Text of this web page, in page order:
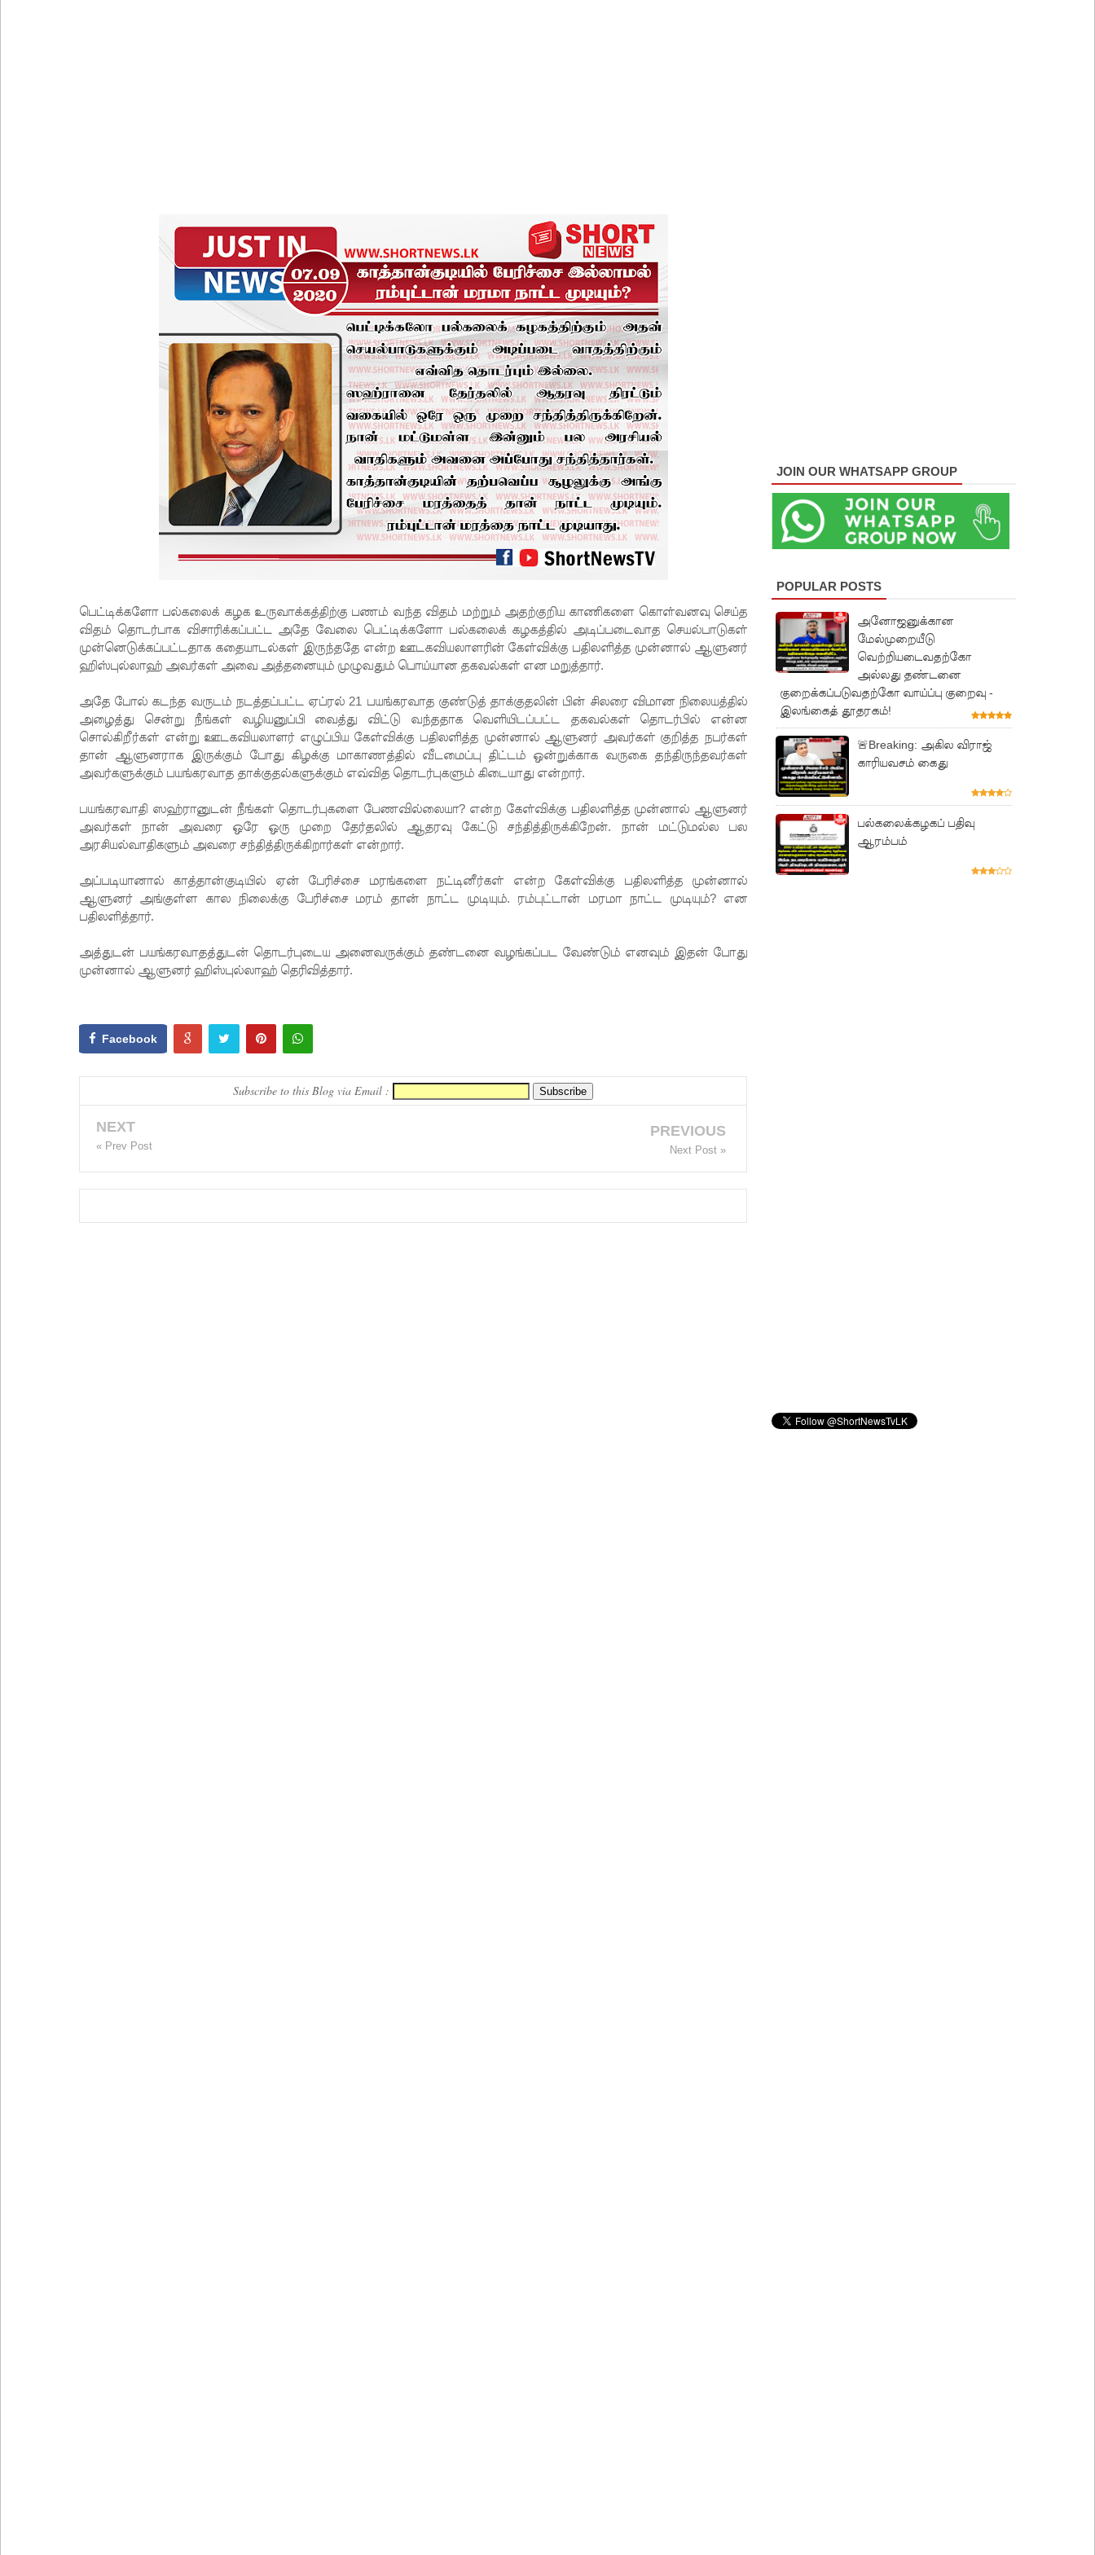
பெட்டிக்களோ பல்கலைக் கழக உருவாக்கத்திற்கு பணம் வந்த விதம் மற்றும் அதற்குறிய காணிகளை கொள்வனவு செய்த
விதம் தொடர்பாக விசாரிக்கப்பட்ட அதே வேலை பெட்டிக்களோ பல்கலைக் கழகத்தில் அடிப்படைவாத செயல்பாடுகள்
முன்னெடுக்கப்பட்டதாக கதையாடல்கள் இருந்ததே என்ற ஊடகவியலாளரின் கேள்விக்கு பதிலளித்த முன்னால் ஆளுனர்
ஹிஸ்புல்லாஹ் அவர்கள் அவை அத்தனையும் முழுவதும் பொய்யான தகவல்கள் என மறுத்தார்.
அதே போல் கடந்த வருடம் நடத்தப்பட்ட ஏப்ரல் 21 பயங்கரவாத குண்டுத் தாக்குதலின் பின் சிலரை விமான நிலையத்தில்
அழைத்து சென்று நீங்கள் வழியனுப்பி வைத்து விட்டு வந்ததாக வெளியிடப்பட்ட தகவல்கள் தொடர்பில் என்ன
சொல்கிறீர்கள் என்று ஊடகவியலாளர் எழுப்பிய கேள்விக்கு பதிலளித்த முன்னால் ஆளுனர் அவர்கள் குறித்த நபர்கள்
தான் ஆளுனராக இருக்கும் போது கிழக்கு மாகாணத்தில் வீடமைப்பு திட்டம் ஒன்றுக்காக வருகை தந்திருந்தவர்கள்
அவர்களுக்கும் பயங்கரவாத தாக்குதல்களுக்கும் எவ்வித தொடர்புகளும் கிடையாது என்றார்.
பயங்கரவாதி ஸஹ்ரானுடன் நீங்கள் தொடர்புகளை பேணவில்லையா? என்ற கேள்விக்கு பதிலளித்த முன்னால் ஆளுனர்
அவர்கள் நான் அவரை ஒரே ஒரு முறை தேர்தலில் ஆதரவு கேட்டு சந்தித்திருக்கிறேன். நான் மட்டுமல்ல பல
அரசியல்வாதிகளும் அவரை சந்தித்திருக்கிறார்கள் என்றார்.
அப்படியானால் காத்தான்குடியில் ஏன் பேரிச்சை மரங்களை நட்டினீர்கள் என்ற கேள்விக்கு பதிலளித்த முன்னால்
ஆளுனர் அங்குள்ள கால நிலைக்கு பேரிச்சை மரம் தான் நாட்ட முடியும். ரம்புட்டான் மரமா நாட்ட முடியும்? என
பதிலளித்தார்.
அத்துடன் பயங்கரவாதத்துடன் தொடர்புடைய அனைவருக்கும் தண்டனை வழங்கப்பட வேண்டும் எனவும் இதன் போது
முன்னால் ஆளுனர் ஹிஸ்புல்லாஹ் தெரிவித்தார்.
Facebook
Subscribe to this Blog via Email :
NEXT
« Prev Post
PREVIOUS
Next Post »
JOIN OUR WHATSAPP GROUP
POPULAR POSTS
அனோஜனுக்கான
மேல்முறையீடு
வெற்றியடைவதற்கோ
அல்லது தண்டனை
குறைக்கப்படுவதற்கோ வாய்ப்பு குறைவு -
இலங்கைத் தூதரகம்!
🚨Breaking: அகில விராஜ்
காரியவசம் கைது
பல்கலைக்கழகப் பதிவு
ஆரம்பம்